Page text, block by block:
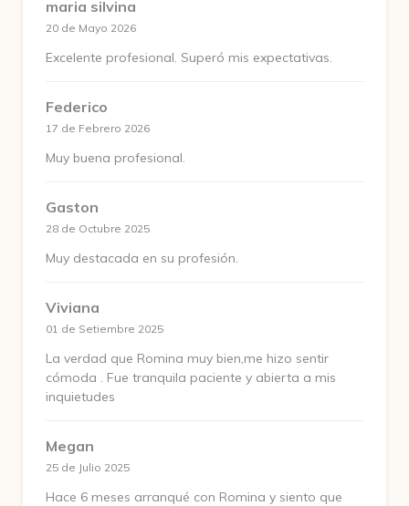
maria silvina
20 de Mayo 2026
Excelente profesional. Superó mis expectativas.
Federico
17 de Febrero 2026
Muy buena profesional.
Gaston
28 de Octubre 2025
Muy destacada en su profesión.
Viviana
01 de Setiembre 2025
La verdad que Romina muy bien,me hizo sentir
cómoda . Fue tranquila paciente y abierta a mis
inquietudes
Megan
25 de Julio 2025
Hace 6 meses arranqué con Romina y siento que